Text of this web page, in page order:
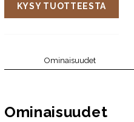
KYSY TUOTTEESTA
Ominaisuudet
Ominaisuudet